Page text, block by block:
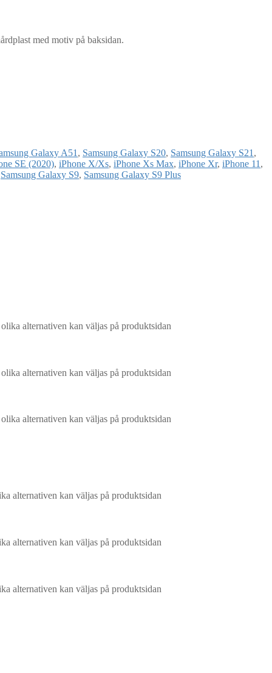
med motiv på baksidan.
Galaxy A51 , Samsung Galaxy S20, Samsung Galaxy S21 ,
SE (2020), iPhone X/Xs, iPhone Xs Max, iPhone Xr, iPhone 11 ,
Samsung Galaxy S9, Samsung Galaxy S9 Plus
alternativen kan väljas på produktsidan
alternativen kan väljas på produktsidan
alternativen kan väljas på produktsidan
alternativen kan väljas på produktsidan
alternativen kan väljas på produktsidan
alternativen kan väljas på produktsidan